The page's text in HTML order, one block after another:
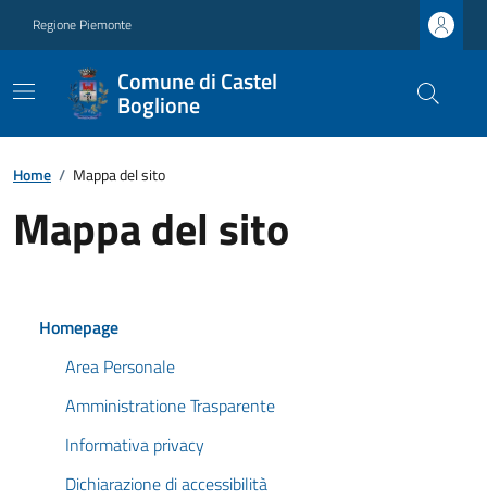
Regione Piemonte
Comune di Castel
Boglione
Home / Mappa del sito
Mappa del sito
Homepage
Area Personale
Amministratione Trasparente
Informativa privacy
Dichiarazione di accessibilità